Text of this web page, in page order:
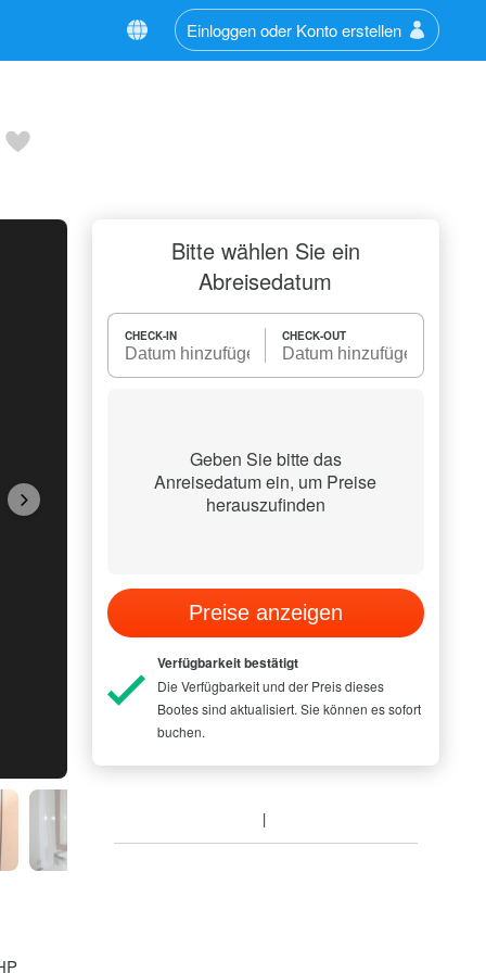
Einloggen oder Konto erstellen
MODEL
Bitte wählen Sie ein
Abreisedatum
CHECK-IN CHECK-OUT
Geben Sie bitte das
Anreisedatum ein, um Preise
herauszufinden
Preise anzeigen
Verfügbarkeit bestätigt
Die Verfügbarkeit und der Preis dieses
Bootes sind aktualisiert. Sie können es sofort
buchen.